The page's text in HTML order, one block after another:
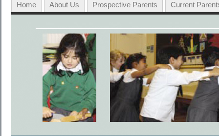
Home About Us Prospective Parents Current